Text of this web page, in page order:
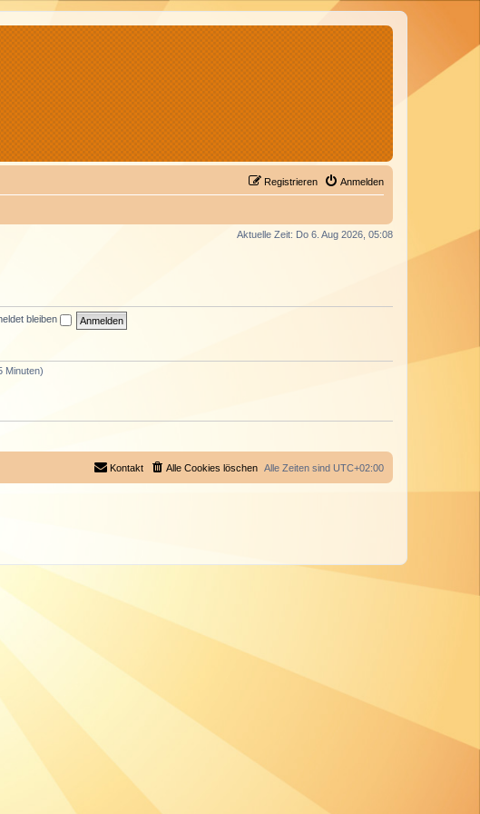
Anmelden
Registrieren
Aktuelle Zeit: Do 6. Aug 2026, 05:08
bleiben
Minuten)
Alle Zeiten sind UTC+02:00
Alle Cookies löschen
Kontakt